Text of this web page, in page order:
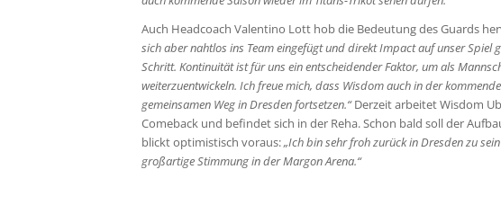
Auch Headcoach Valentino Lott hob die Bedeutung des Guards
sich aber nahtlos ins Team eingefügt und direkt Impact auf unser Spiel
Schritt. Kontinuität ist für uns ein entscheidender Faktor, um als
weiterzuentwickeln. Ich freue mich, dass Wisdom auch in der
gemeinsamen Weg in Dresden fortsetzen.“Derzeit arbeitet Wisdom
Comeback und befindet sich in der Reha. Schon bald soll der
blickt optimistisch voraus:„Ich bin sehr froh zurück in Dresden zu
großartige Stimmung in der Margon Arena.“